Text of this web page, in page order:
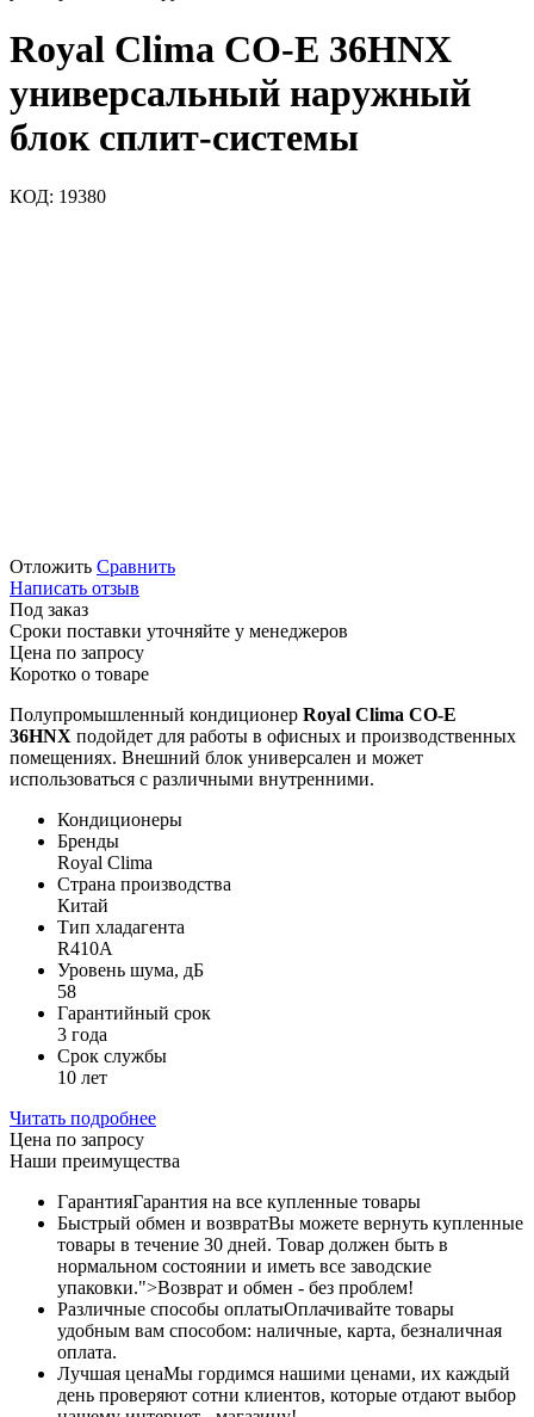
Royal Clima CO-E 36HNX
универсальный наружный
блок сплит-системы
КОД: 19380
Отложить Сравнить
Написать отзыв
Под заказ
Сроки поставки уточняйте у менеджеров
Цена по запросу
Коротко о товаре
Полупромышленный кондиционер Royal Clima CO-E
36HNX подойдет для работы в офисных и производственных
помещениях. Внешний блок универсален и может
использоваться с различными внутренними.
Кондиционеры
Бренды
Royal Clima
Страна производства
Китай
Тип хладагента
R410A
Уровень шума, дБ
58
Гарантийный срок
3 года
Срок службы
10 лет
Читать подробнее
Цена по запросу
Наши преимущества
ГарантияГарантия на все купленные товары
Быстрый обмен и возвратВы можете вернуть купленные
товары в течение 30 дней. Товар должен быть в
нормальном состоянии и иметь все заводские
упаковки.">Возврат и обмен - без проблем!
Различные способы оплатыОплачивайте товары
удобным вам способом: наличные, карта, безналичная
оплата.
Лучшая ценаМы гордимся нашими ценами, их каждый
день проверяют сотни клиентов, которые отдают выбор